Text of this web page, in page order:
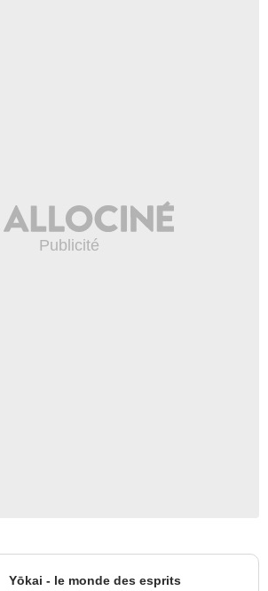
Yōkai - le monde des esprits